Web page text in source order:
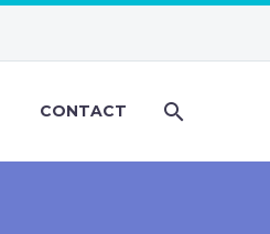
CONTACT